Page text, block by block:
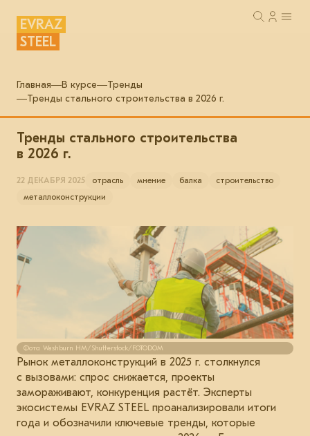
EVRAZ
STEEL
Главная В курсе
Тренды
Тренды стального строительства в 2026 г.
Тренды стального строительства
в 2026 г.
22 ДЕКАБРЯ 2025 отрасль мнение балка
строительство
металлоконструкции
Фото: Washburn HM/Shutterstock/FOTODOM
Рынок металлоконструкций в 2025 г. столкнулся
с вызовами: спрос снижается, проекты
замораживают, конкуренция растёт. Эксперты
экосистемы EVRAZ STEEL проанализировали итоги
года и обозначили ключевые тренды, которые